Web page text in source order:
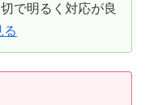
で明るく対応が良
る